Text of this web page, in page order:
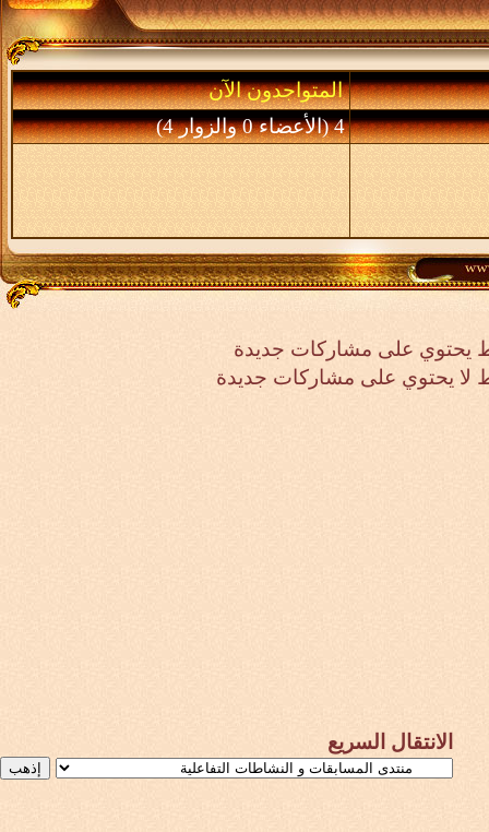
المتواجدون الآن
4 (الأعضاء 0 والزوار 4)
يحتوي على مشاركات جديدة
يحتوي على مشاركات جديدة
الانتقال السريع